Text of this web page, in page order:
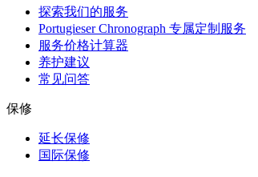
探索我们的服务
Portugieser Chronograph 专属定制服务
服务价格计算器
养护建议
常见问答
保修
延长保修
国际保修